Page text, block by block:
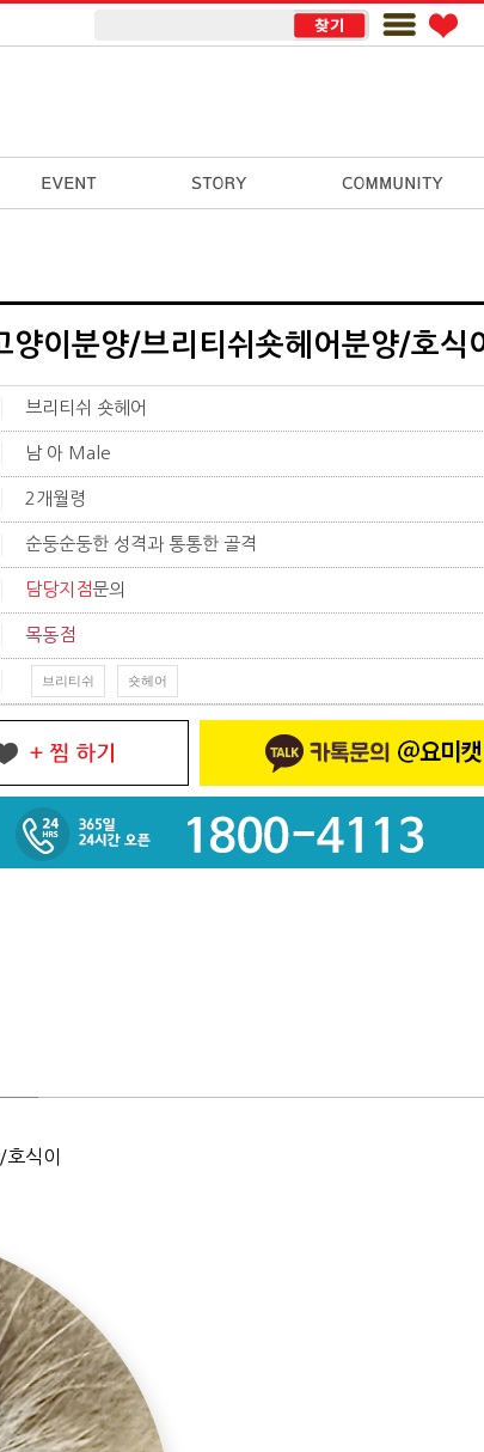
양이분양/브리티쉬숏헤어분양/호식
브리티쉬 숏헤어
남 아 Male
2개월령
순둥순둥한 성격과 통통한 골격
담당지점문의
목동점
브리티쉬 숏헤어
식이